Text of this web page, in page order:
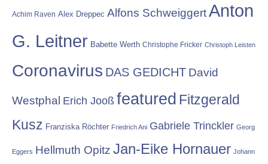
Achim Raven Alex Dreppec Alfons SchweiggertAnton
G. Leitner Babette Werth Christophe Fricker Christoph Leisten
Coronavirus DAS GEDICHT David
Westphal Erich Jooß featured Fitzgerald
Kusz Franziska Röchter Friedrich Ani Gabriele Trinckler Georg
Eggers Hellmuth Opitz Jan-Eike Hornauer Johann